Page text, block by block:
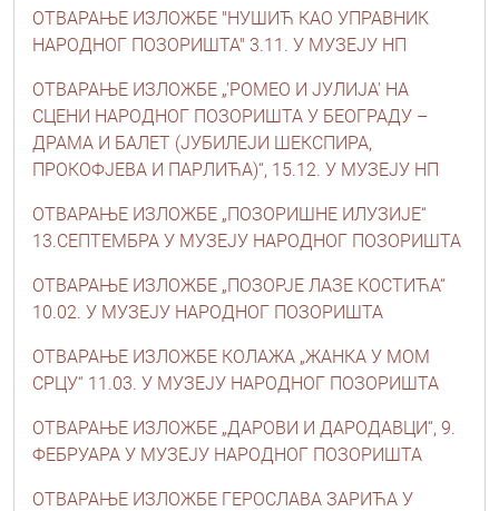
ОТВАРАЊЕ ИЗЛОЖБЕ "НУШИЋ КАО УПРАВНИК
НАРОДНОГ ПОЗОРИШТА" 3.11. У МУЗЕЈУ НП
ОТВАРАЊЕ ИЗЛОЖБЕ „'РОМЕО И ЈУЛИЈА' НА
СЦЕНИ НАРОДНОГ ПОЗОРИШТА У БЕОГРАДУ –
ДРАМА И БАЛЕТ (ЈУБИЛЕЈИ ШЕКСПИРА,
ПРОКОФЈЕВА И ПАРЛИЋА)“, 15.12. У МУЗЕЈУ НП
ОТВАРАЊЕ ИЗЛОЖБЕ „ПОЗОРИШНЕ ИЛУЗИЈЕ“
13.СЕПТЕМБРА У МУЗЕЈУ НАРОДНОГ ПОЗОРИШТА
ОТВАРАЊЕ ИЗЛОЖБЕ „ПОЗОРЈЕ ЛАЗЕ КОСТИЋА“
10.02. У МУЗЕЈУ НАРОДНОГ ПОЗОРИШТА
ОТВАРАЊЕ ИЗЛОЖБЕ КОЛАЖА „ЖАНКА У МОМ
СРЦУ“ 11.03. У МУЗЕЈУ НАРОДНОГ ПОЗОРИШТА
ОТВАРАЊЕ ИЗЛОЖБЕ „ДАРОВИ И ДАРОДАВЦИ“, 9.
ФЕБРУАРА У МУЗЕЈУ НАРОДНОГ ПОЗОРИШТА
ОТВАРАЊЕ ИЗЛОЖБЕ ГЕРОСЛАВА ЗАРИЋА У